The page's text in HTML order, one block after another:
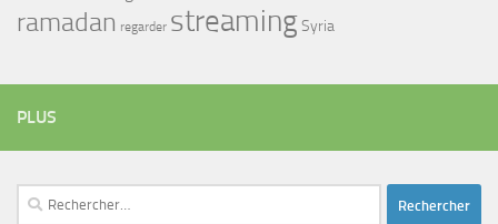
ramadan regarder streamingSyria
PLUS
Rechercher :